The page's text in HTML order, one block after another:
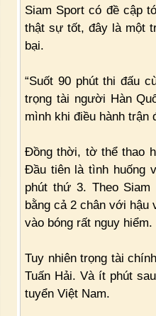
Siam Sport có đề cập
thật sự tốt, đây là một
bại.
“Suốt 90 phút thi đấu
trọng tài người Hàn
mình khi điều hành trận
Đồng thời, tờ thể thao
Đầu tiên là tình huống
phút thứ 3. Theo
bằng cả 2 chân với hậu
vào bóng rất nguy hiểm.
Tuy nhiên trọng tài
Tuấn Hải. Và ít phút
tuyển Việt Nam.